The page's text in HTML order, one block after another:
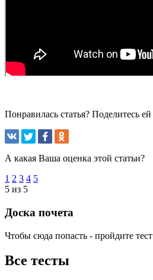
Понравилась статья? Поделитесь ей
А какая Ваша оценка этой статьи?
1 2 3 4 5
5 из 5
Доска почета
Чтобы сюда попасть - пройдите тест
Все тесты